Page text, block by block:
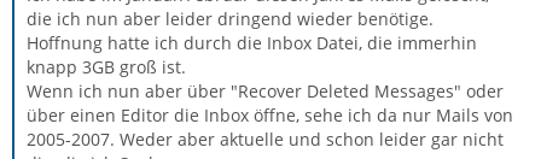
die ich nun aber leider dringend wieder benötige.
Hoffnung hatte ich durch die Inbox Datei, die immerhin
knapp 3GB groß ist.
Wenn ich nun aber über "Recover Deleted Messages" oder
über einen Editor die Inbox öffne, sehe ich da nur Mails von
2005-2007. Weder aber aktuelle und schon leider gar nicht